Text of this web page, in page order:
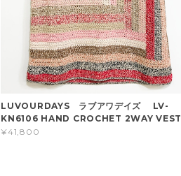
LUVOURDAYS ラブアワデイズ LV-
KN6106 HAND CROCHET 2WAY VEST
¥41,800